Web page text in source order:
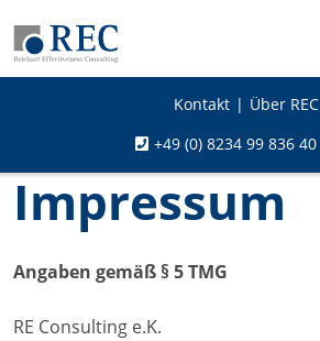
Kontakt
Über REC
+49 (0) 8234 99 836 40
Impressum
Angaben gemäß § 5 TMG
RE Consulting e.K.